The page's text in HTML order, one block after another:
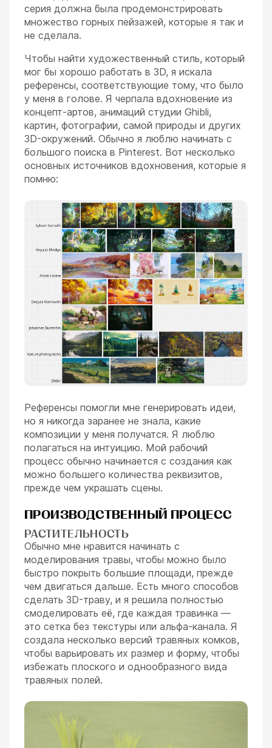
серия должна была продемонстрировать
множество горных пейзажей, которые я так и
не сделала.
Чтобы найти художественный стиль, который
мог бы хорошо работать в 3D, я искала
референсы, соответствующие тому, что было
у меня в голове. Я черпала вдохновение из
концепт-артов, анимаций студии Ghibli,
картин, фотографии, самой природы и других
3D-окружений. Обычно я люблю начинать с
большого поиска в Pinterest. Вот несколько
основных источников вдохновения, которые я
помню:
Референсы помогли мне генерировать идеи,
но я никогда заранее не знала, какие
композиции у меня получатся. Я люблю
полагаться на интуицию. Мой рабочий
процесс обычно начинается с создания как
можно большего количества реквизитов,
прежде чем украшать сцены.
ПРОИЗВОДСТВЕННЫЙ ПРОЦЕСС
РАСТИТЕЛЬНОСТЬ
Обычно мне нравится начинать с
моделирования травы, чтобы можно было
быстро покрыть большие площади, прежде
чем двигаться дальше. Есть много способов
сделать 3D-траву, и я решила полностью
смоделировать её, где каждая травинка —
это сетка без текстуры или альфа-канала. Я
создала несколько версий травяных комков,
чтобы варьировать их размер и форму, чтобы
избежать плоского и однообразного вида
травяных полей.